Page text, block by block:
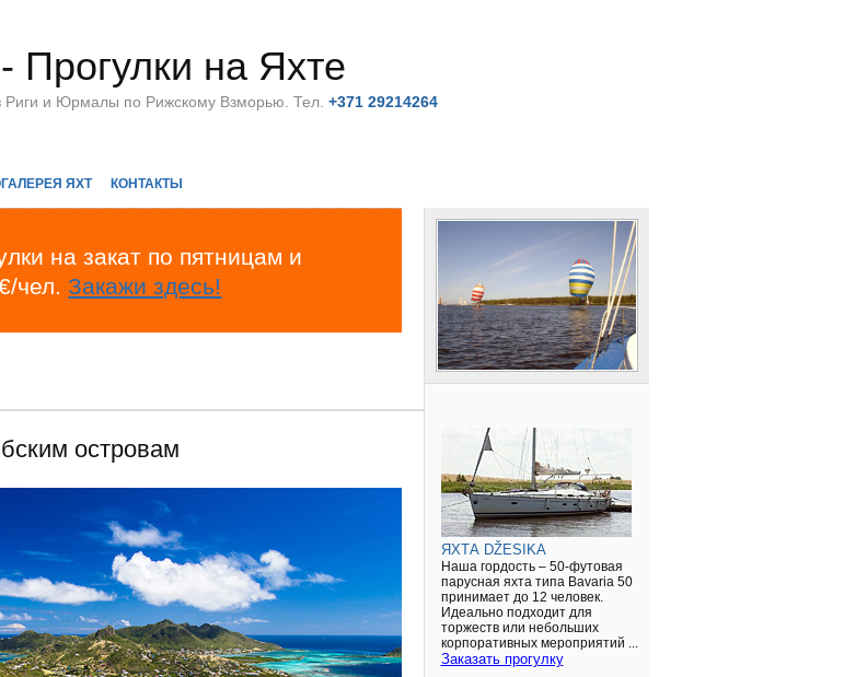
Прогулки на Яхте
Риги и Юрмалы по Рижскому Взморью. Тел.+371 29214264
ЯХТ КОНТАКТЫ
на закат по пятницам и
чел. Закажи здесь!
островам
ЯХТА DŽESIKA
Наша гордость – 50-футовая
парусная яхта типа Bavaria 50
принимает до 12 человек.
Идеально подходит для
торжеств или небольших
корпоративных мероприятий ...
Заказать прогулку